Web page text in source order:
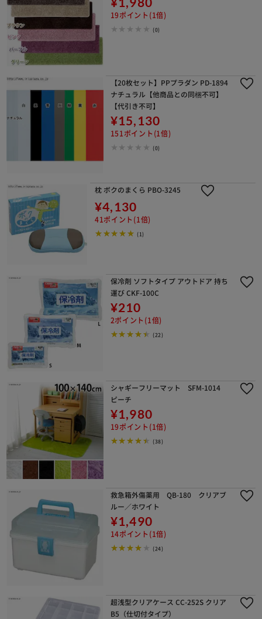
19ポイント(1倍)
(0)
【20枚セット】PPプラダン PD-1894
ナチュラル【他商品との同梱不可】
【代引き不可】
¥15,130
151ポイント(1倍)
(0)
枕 ボクのまくら PBO-3245
¥4,130
41ポイント(1倍)
(1)
保冷剤 ソフトタイプ アウトドア 持ち
運び CKF-100C
¥210
2ポイント(1倍)
(22)
シャギーフリーマット SFM-1014
ピーチ
¥1,980
19ポイント(1倍)
(38)
救急箱外傷薬用 QB-180 クリアブ
ルー／ホワイト
¥1,490
14ポイント(1倍)
(24)
超浅型クリアケース CC-252S クリア
B5（仕切付タイプ）